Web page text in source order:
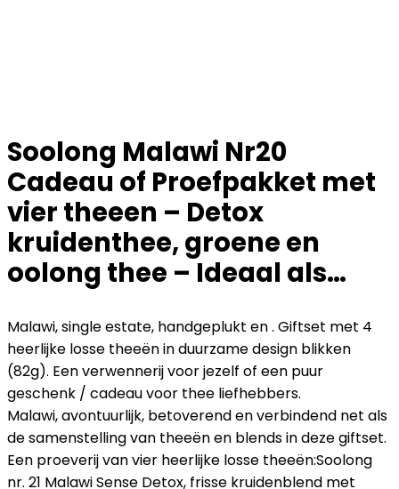
Soolong Malawi Nr20
Cadeau of Proefpakket met
vier theeen – Detox
kruidenthee, groene en
oolong thee – Ideaal als…
Malawi, single estate, handgeplukt en . Giftset met 4
heerlijke losse theeën in duurzame design blikken
(82g). Een verwennerij voor jezelf of een puur
geschenk / cadeau voor thee liefhebbers.
Malawi, avontuurlijk, betoverend en verbindend net als
de samenstelling van theeën en blends in deze giftset.
Een proeverij van vier heerlijke losse theeën:Soolong
nr. 21 Malawi Sense Detox, frisse kruidenblend met